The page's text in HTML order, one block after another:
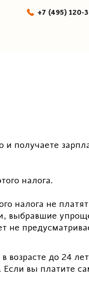
+7 (495) 120-
получаете
налога.
налога не
выбравшие
возрасте до 24
вы платите